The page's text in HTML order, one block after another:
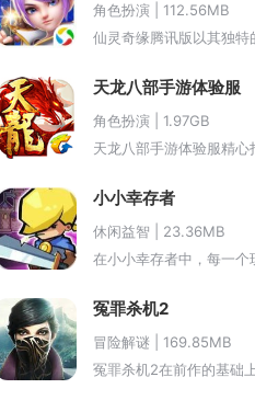
角色扮演 | 112.56MB
天龙八部手游体验服
角色扮演 | 1.97GB
小小幸存者
休闲益智 | 23.36MB
冤罪杀机2
冒险解谜 | 169.85MB